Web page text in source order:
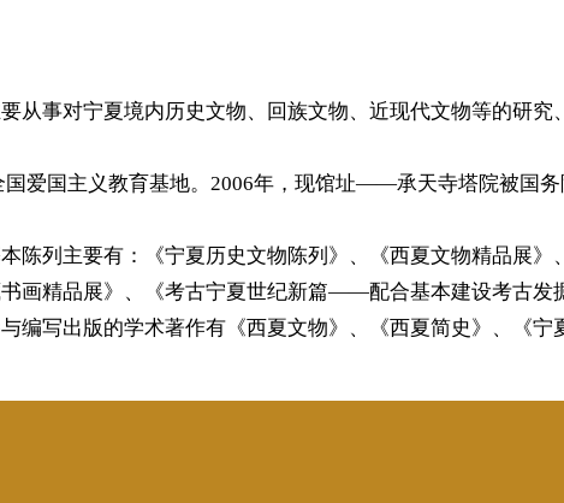
从事对宁夏境内历史文物、回族文物、近现代文物等的研究
爱国主义教育基地。2006年，现馆址——承天寺塔院被国
陈列主要有：《宁夏历史文物陈列》、《西夏文物精品展
画精品展》、《考古宁夏世纪新篇——配合基本建设考古发
编写出版的学术著作有《西夏文物》、《西夏简史》、《宁